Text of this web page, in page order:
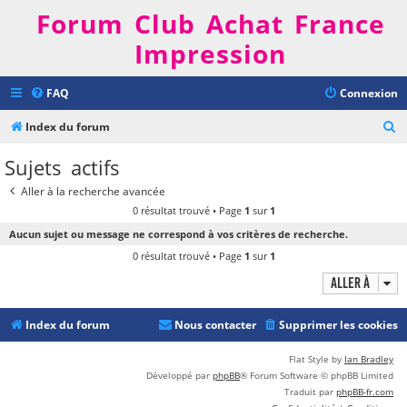
Forum Club Achat France
Impression
FAQ Connexion
Index du forum
h
r
Sujets actifs
Aller à la recherche avancée
0 résultat trouvé • Page 1 sur 1
Aucun sujet ou message ne correspond à vos critères de recherche.
0 résultat trouvé • Page 1 sur 1
Aller à
Index du forum Supprimer les cookies
Nous contacter
Flat Style by Ian Bradley
Développé par phpBB® Forum Software © phpBB Limited
Traduit par phpBB-fr.com